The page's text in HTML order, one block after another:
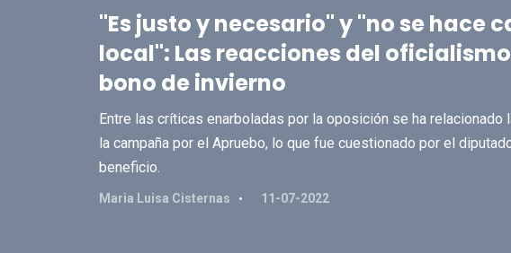
"Es justo y necesario" y "no se hace
local": Las reacciones del
bono de invierno
Entre las críticas enarboladas por la oposición se ha relacionado
la campaña por el Apruebo, lo que fue cuestionado por el
beneficio.
Maria Luisa Cisternas 11-07-2022